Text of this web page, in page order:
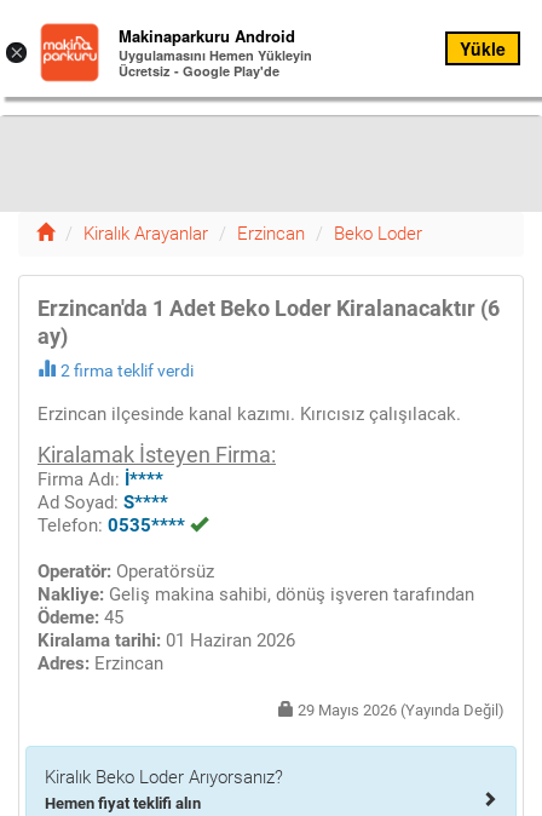
Menu
Kiralık Arayanlar Erzincan Beko Loder
Erzincan'da 1 Adet Beko Loder Kiralanacaktır (6
ay)
2 firma teklif verdi
Erzincan ilçesinde kanal kazımı. Kırıcısız çalışılacak.
Kiralamak İsteyen Firma:
Firma Adı: İ****
Ad Soyad: S****
Telefon: 0535****
Operatör: Operatörsüz
Nakliye: Geliş makina sahibi, dönüş işveren tarafından
Ödeme: 45
Kiralama tarihi: 01 Haziran 2026
Adres: Erzincan
29 Mayıs 2026 (Yayında Değil)
Kiralık Beko Loder Arıyorsanız?
Hemen fiyat teklifi alın
×
Makinaparkuru Android
Uygulamasını Hemen Yükleyin
Ücretsiz - Google Play'de
Yükle